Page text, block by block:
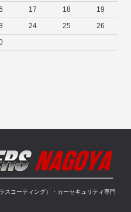
17 18
19
24 25
26
スコーティング）・カーセキュリティ専門